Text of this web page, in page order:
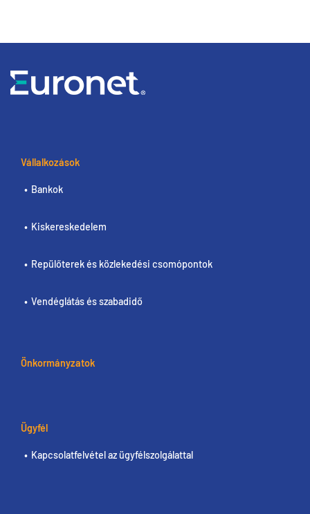
Vállalkozások
Bankok
Kiskereskedelem
Repülőterek és közlekedési csomópontok
Vendéglátás és szabadidő
Önkormányzatok
Ügyfél
Kapcsolatfelvétel az ügyfélszolgálattal